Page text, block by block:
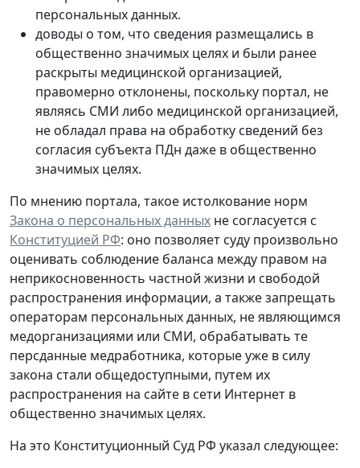
персональных данных.
доводы о том, что сведения размещались в
общественно значимых целях и были ранее
раскрыты медицинской организацией,
правомерно отклонены, поскольку портал, не
являясь СМИ либо медицинской организацией,
не обладал права на обработку сведений без
согласия субъекта ПДн даже в общественно
значимых целях.
По мнению портала, такое истолкование норм
Закона о персональных данных не согласуется с
Конституцией РФ: оно позволяет суду произвольно
оценивать соблюдение баланса между правом на
неприкосновенность частной жизни и свободой
распространения информации, а также запрещать
операторам персональных данных, не являющимся
медорганизациями или СМИ, обрабатывать те
персданные медработника, которыеуже в силу
закона стали общедоступными, путем их
распространения на сайте в сети Интернет в
общественно значимых целях.
На это Конституционный Суд РФ указал следующее: